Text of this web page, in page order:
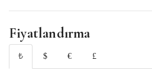
Fiyatlandırma
₺ $ € £